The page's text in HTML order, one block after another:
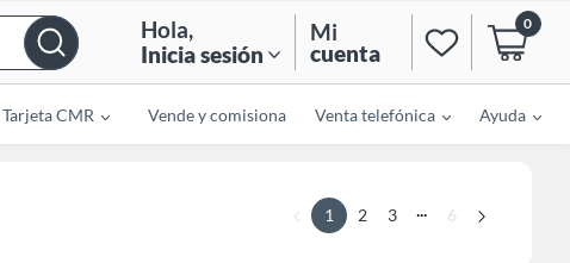
Hola,
Inicia sesión
Mi
cuenta
0
Tarjeta CMR Vende y comisiona Venta telefónica Ayuda
1 2 3 ... 6